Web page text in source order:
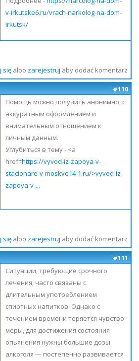
v-irkutske6.ru/vrach-narkolog-na-dom-
irkutsk/
sięalbo zarejestruj aby dodać komentarz
#110
Помощь можно получить анонимно, с
аккуратным оформлением и
внимательным отношением к
личным данным.
Углубиться в тему - <a
href=https://vyvod-iz-zapoya-v-
stacionare-v-moskve14-1.ru/>vyvod-iz-
zapoya-v-...
sięalbo zarejestruj aby dodać komentarz
#111
Ситуации, требующие срочного
лечения, часто связаны с
длительным употреблением
спиртных напитков. Однако с
течением времени теряется чувство
меры, для достижения состояния
опьянения нужны большие дозы
алкоголя — постепенно развивается